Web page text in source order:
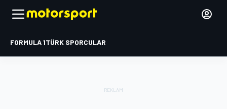
FORMULA 1TÜRK SPORCULAR